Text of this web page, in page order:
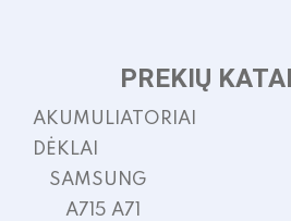
PREKIŲ
AKUMULIATORIAI
DĖKLAI
SAMSUNG
A715 A71